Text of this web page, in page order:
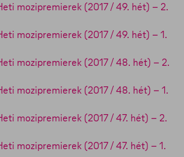
mozipremierek (2017 / 49. hét) – 2.
mozipremierek (2017 / 49. hét) – 1.
mozipremierek (2017 / 48. hét) – 2.
mozipremierek (2017 / 48. hét) – 1.
mozipremierek (2017 / 47. hét) – 2.
mozipremierek (2017 / 47. hét) – 1.